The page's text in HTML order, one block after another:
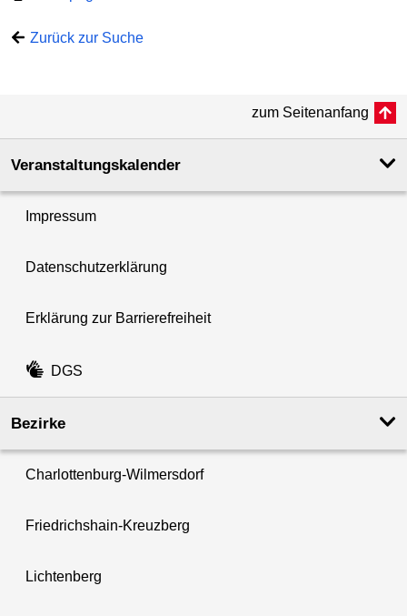
Zurück zur Suche
zum Seitenanfang
Veranstaltungskalender
Impressum
Datenschutzerklärung
Erklärung zur Barrierefreiheit
DGS
Bezirke
Charlottenburg-Wilmersdorf
Friedrichshain-Kreuzberg
Lichtenberg